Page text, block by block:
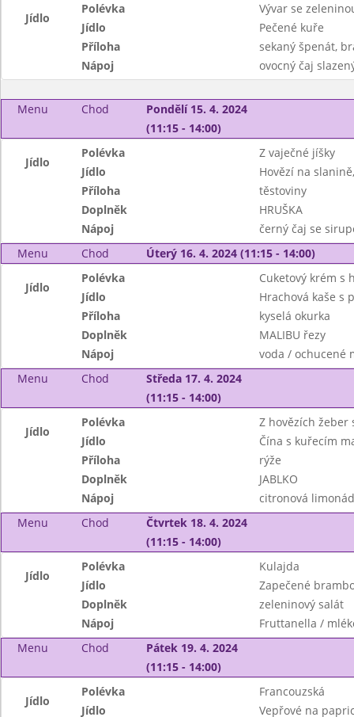
Jídlo
Polévka
Vývar se
Jídlo
Pečené kuře
Příloha
sekaný špenát,
Nápoj
ovocný čaj
Menu Chod
Pondělí 15. 4. 2024
(11:15 - 14:00)
Jídlo
Polévka
Z vaječné jíšky
Jídlo
Hovězí na slanině,
Příloha
těstoviny
Doplněk
HRUŠKA
Nápoj
černý čaj se
Menu
Chod Úterý 16. 4. 2024 (11:15 - 14:00)
Jídlo
Polévka
Cuketový krém s
Jídlo
Hrachová kaše s
Příloha
kyselá okurka
Doplněk
MALIBU řezy
Nápoj
voda / ochucené
Menu
Chod
Středa 17. 4. 2024
(11:15 - 14:00)
Jídlo
Polévka
Z hovězích
Jídlo
Čína s kuřecím
Příloha
rýže
Doplněk
JABLKO
Nápoj
citronová
Menu
Chod
Čtvrtek 18. 4. 2024
(11:15 - 14:00)
Jídlo
Polévka
Kulajda
Jídlo
Zapečené
Doplněk
zeleninový salát
Nápoj
Fruttanella /
Menu
Chod
Pátek 19. 4. 2024
(11:15 - 14:00)
Jídlo
Polévka
Francouzská
Jídlo
Vepřové na